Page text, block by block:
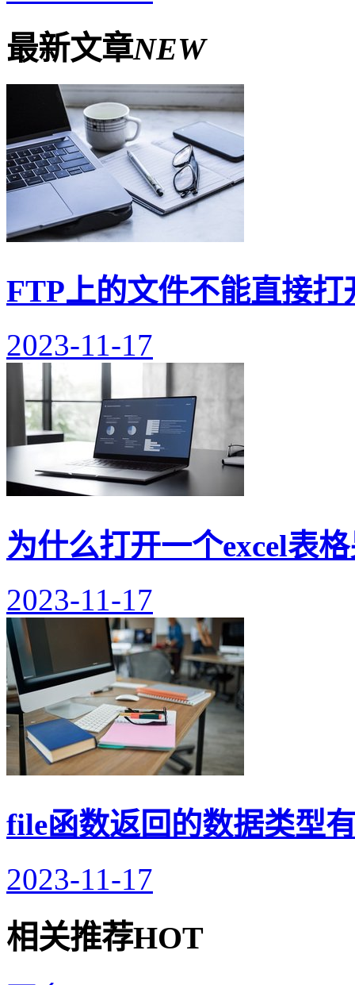
最新文章NEW
FTP上的文件不能直接打
2023-11-17
为什么打开一个excel表
2023-11-17
file函数返回的数据类型
2023-11-17
相关推荐HOT